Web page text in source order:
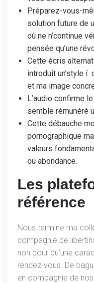
Préparez-vous-
solution future de
où ne n’continue
pensée qu’une
Cette écris
introduit un’style
et ma image
L’audio confirme
semble rémunéré
Cette débauche
pornographique
valeurs
ou abondance.
Les
référence
Nous termine ma
compagnie de
non pour qu’une
rendez-vous. De
en compagnie de